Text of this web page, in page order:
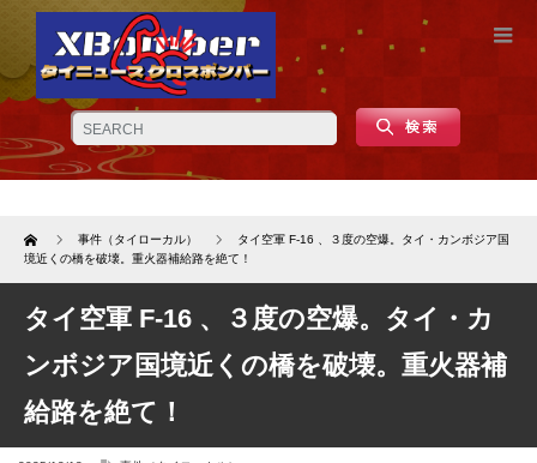
Home 事件（タイローカル）
タイ空軍 F-16 、３度の空爆。タイ・カンボジア国
境近くの橋を破壊。重火器補給路を絶て！
タイ空軍 F-16 、３度の空爆。タイ・カ
ンボジア国境近くの橋を破壊。重火器補
給路を絶て！